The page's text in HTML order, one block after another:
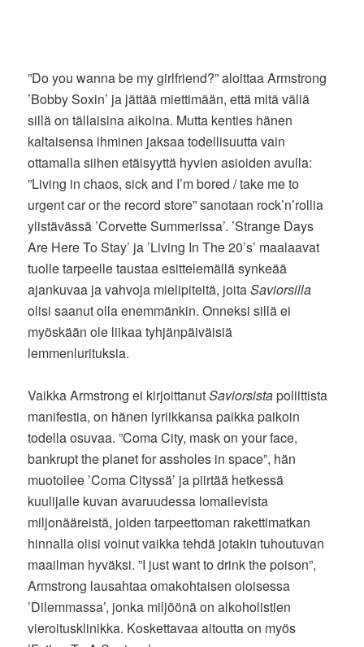
”Do you wanna be my girlfriend?” aloittaa Armstrong
’Bobby Soxin’ ja jättää miettimään, että mitä väliä
sillä on tällaisina aikoina. Mutta kenties hänen
kaltaisensa ihminen jaksaa todellisuutta vain
ottamalla siihen etäisyyttä hyvien asioiden avulla:
”Living in chaos, sick and I’m bored / take me to
urgent car or the record store” sanotaan rock’n’rollia
ylistävässä ’Corvette Summerissa’. ’Strange Days
Are Here To Stay’ ja ’Living In The 20’s’ maalaavat
tuolle tarpeelle taustaa esittelemällä synkeää
ajankuvaa ja vahvoja mielipiteitä, joitaSaviorsilla
olisi saanut olla enemmänkin. Onneksi sillä ei
myöskään ole liikaa tyhjänpäiväisiä
lemmenlurituksia.
Vaikka Armstrong ei kirjoittanutSaviorsistapoliittista
manifestia, on hänen lyriikkansa paikka paikoin
todella osuvaa. ”Coma City, mask on your face,
bankrupt the planet for assholes in space”, hän
muotoilee ’Coma Cityssä’ ja piirtää hetkessä
kuulijalle kuvan avaruudessa lomailevista
miljonääreistä, joiden tarpeettoman rakettimatkan
hinnalla olisi voinut vaikka tehdä jotakin tuhoutuvan
maailman hyväksi. ”I just want to drink the poison”,
Armstrong lausahtaa omakohtaisen oloisessa
’Dilemmassa’, jonka miljöönä on alkoholistien
vieroitusklinikka. Koskettavaa aitoutta on myös